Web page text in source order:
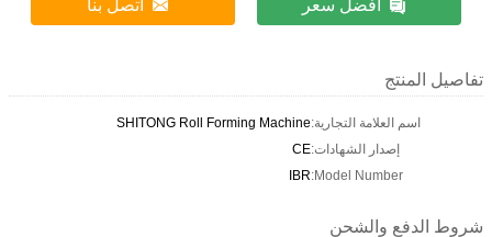
افضل سعر اتصل بنا
تفاصيل المنتج
اسم العلامة التجارية:SHITONG Roll Forming Machine
إصدار الشهادات:CE
Model Number:
IBR
شروط الدفع والشحن